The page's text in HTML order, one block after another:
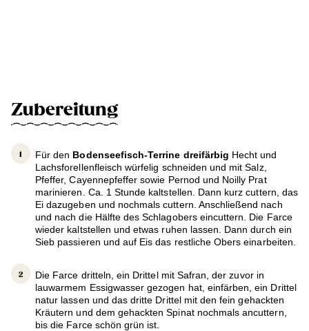
Zubereitung
Für den Bodenseefisch-Terrine dreifärbig Hecht und
Lachsforellenfleisch würfelig schneiden und mit Salz,
Pfeffer, Cayennepfeffer sowie Pernod und Noilly Prat
marinieren. Ca. 1 Stunde kaltstellen. Dann kurz cuttern, das
Ei dazugeben und nochmals cuttern. Anschließend nach
und nach die Hälfte des Schlagobers eincuttern. Die Farce
wieder kaltstellen und etwas ruhen lassen. Dann durch ein
Sieb passieren und auf Eis das restliche Obers einarbeiten.
Die Farce dritteln, ein Drittel mit Safran, der zuvor in
lauwarmem Essigwasser gezogen hat, einfärben, ein Drittel
natur lassen und das dritte Drittel mit den fein gehackten
Kräutern und dem gehackten Spinat nochmals ancuttern,
bis die Farce schön grün ist.